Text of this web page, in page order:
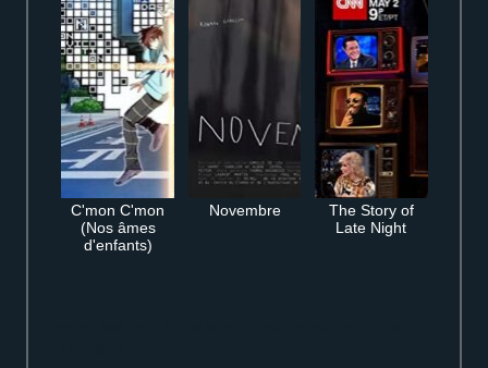
C'mon C'mon
(Nos âmes
d'enfants)
Novembre
The Story of
Late Night